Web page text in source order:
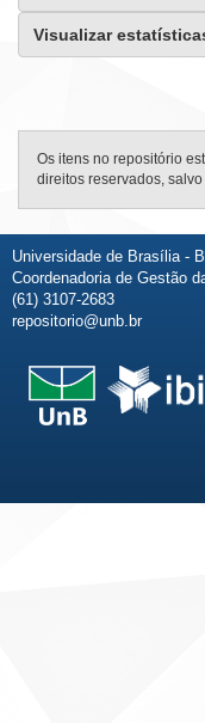
Visualizar
Os itens no repositório
direitos reservados,
Universidade de Brasília -
Coordenadoria de Gestão
(61) 3107-2683
repositorio@unb.br